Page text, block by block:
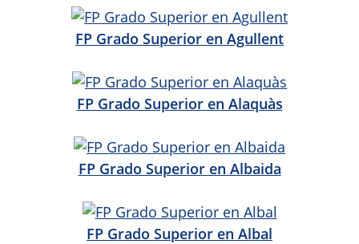
FP Grado Superior en Agullent
FP Grado Superior en Alaquàs
FP Grado Superior en Albaida
FP Grado Superior en Albal